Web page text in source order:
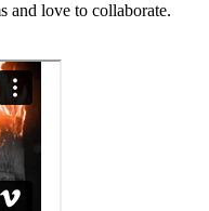
and love to collaborate.